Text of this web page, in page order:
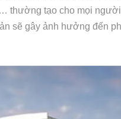
thường tạo cho mọi
sẽ gây ảnh hưởng đến